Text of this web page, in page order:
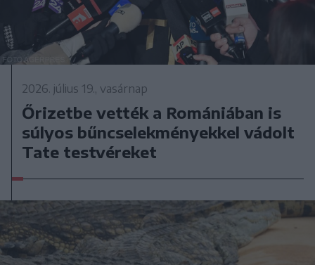
2026. július 19., vasárnap
Őrizetbe vették a Romániában is
súlyos bűncselekményekkel vádolt
Tate testvéreket